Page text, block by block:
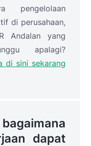
pengelolaan
di perusahaan,
Andalan yang
apalagi?
di sini sekarang
dapat